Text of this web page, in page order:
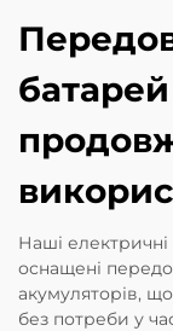
Наші електричні
оснащені
акумуляторів,
без потреби у